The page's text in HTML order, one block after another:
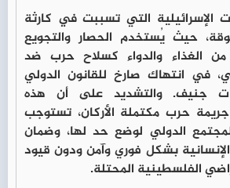
الإسرائيلية التي تسببت في كارثة
حيث يُستخدم الحصار والتجويع
من الغذاء والدواء كسلاح حرب ضد
في انتهاك صارخ للقانون الدولي
جنيف. والتشديد على أن هذه
حرب مكتملة الأركان، تستوجب
الدولي لوضع حد لها، وضمان
بشكل فوري وآمن ودون قيود
الفلسطينية المحتلة.